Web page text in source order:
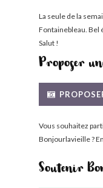
La seule de la
Fontainebleau. Bel
Salut !
Proposer
Vous souhaitez
Bonjourlavieille ?
Soutenir